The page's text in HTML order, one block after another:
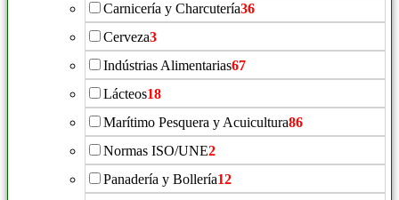
Carnicería y Charcutería36
Cerveza3
Indústrias Alimentarias67
Lácteos18
Marítimo Pesquera y Acuicultura86
Normas ISO/UNE2
Panadería y Bollería12